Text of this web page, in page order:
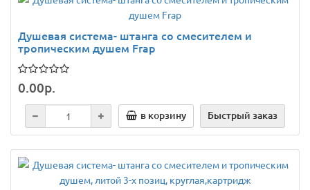
Душевая система- штанга со смесителем и
тропическим душем Frap
0.00р.
в корзину Быстрый заказ